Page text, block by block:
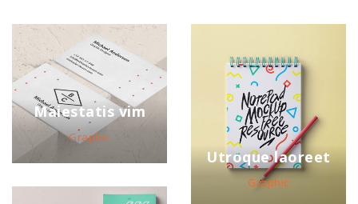
Maiestatis vim
Graphic
Utroque laoreet
Graphic